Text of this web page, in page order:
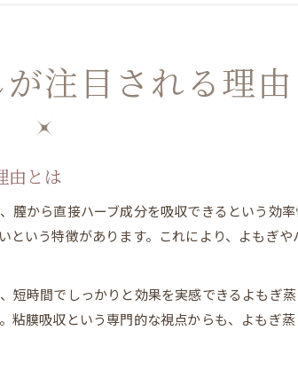
よもぎ蒸しが膣粘膜から成分吸収
粘膜吸収がよもぎ蒸しの効率を高め
よもぎ蒸しの膣吸収と他経路との違いと
よもぎ蒸しはなぜ膣から吸収するの
体感できるよもぎ蒸しの膣吸収のメ
他の吸収経路と比較した成分の浸透
注目される理
由とは
膣から直接ハーブ成分を吸収できるという効
という特徴があります。これにより、よもぎ
短時間でしっかりと効果を実感できるよもぎ
粘膜吸収という専門的な視点からも、よもぎ